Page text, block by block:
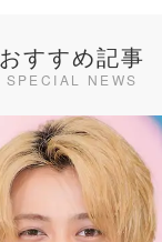
おすすめ記事
SPECIAL NEWS